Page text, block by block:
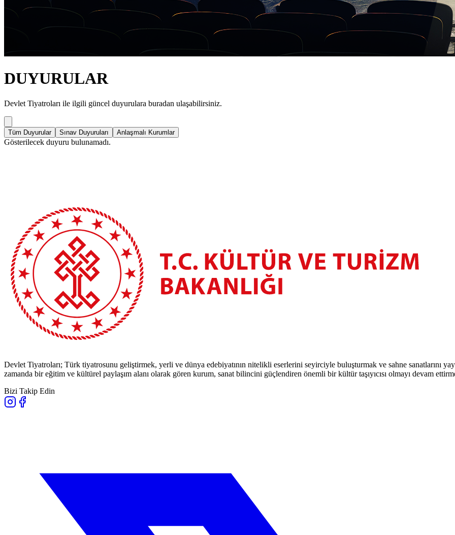
DUYURULAR
Devlet Tiyatroları ile ilgili güncel duyurulara buradan ulaşabilirsiniz.
Tüm Duyurular Sınav Duyuruları Anlaşmalı Kurumlar
Gösterilecek duyuru bulunamadı.
Devlet Tiyatroları; Türk tiyatrosunu geliştirmek, yerli ve dünya edebiyatının nitelikli eserlerini seyirciyle buluşturmak ve sahne sanatlarını
zamanda bir eğitim ve kültürel paylaşım alanı olarak gören kurum, sanat bilincini güçlendiren önemli bir kültür taşıyıcısı olmayı devam
Bizi Takip Edin